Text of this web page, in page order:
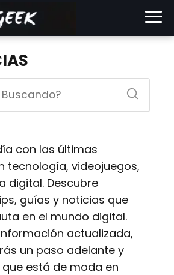
con las últimas
tecnología, videojuegos,
digital. Descubre
guías y noticias que
en el mundo digital.
actualizada,
un paso adelante y
está de moda en